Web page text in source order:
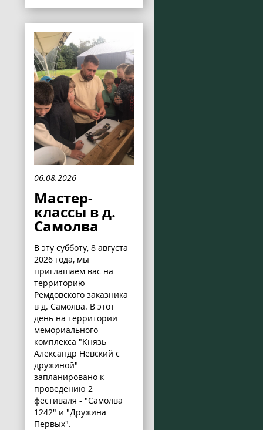
06.08.2026
Мастер-
классы в д.
Самолва
В эту субботу, 8 августа
2026 года, мы
приглашаем вас на
территорию
Ремдовского заказника
в д. Самолва. В этот
день на территории
мемориального
комплекса "Князь
Александр Невский с
дружиной"
запланировано к
проведению 2
фестиваля - "Самолва
1242" и "Дружина
Первых".